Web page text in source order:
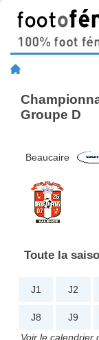
Groupe D
Beaucaire
Toute la
J1 J2
J8 J9
Voir le calendrier